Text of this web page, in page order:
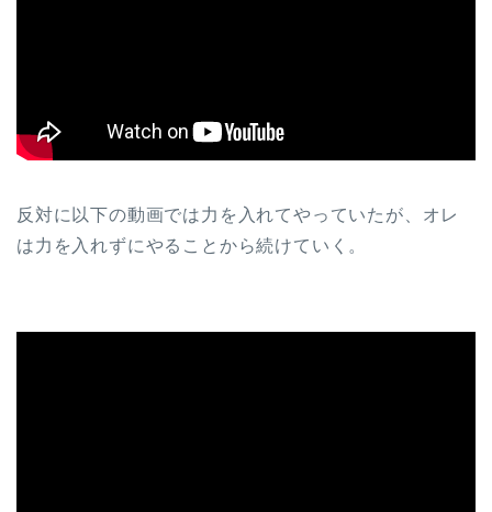
反対に以下の動画では力を入れてやっていたが、オレ
は力を入れずにやることから続けていく。